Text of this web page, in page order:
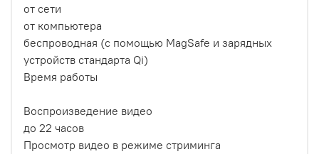
от сети
от компьютера
беспроводная (с помощью MagSafe и зарядных
устройств стандарта Qi)
Время работы
Воспроизведение видео
до 22 часов
Просмотр видео в режиме стриминга